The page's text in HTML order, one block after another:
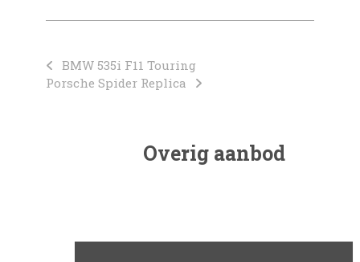
BMW 535i F11 Touring
Porsche Spider Replica
Overig aanbod